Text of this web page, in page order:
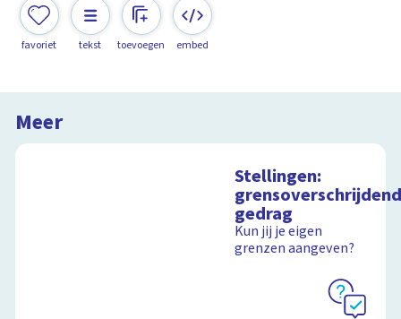
favoriet tekst toevoegen embed
Meer
Stellingen:
gedrag
Kun jij je eigen
grenzen aangeven?